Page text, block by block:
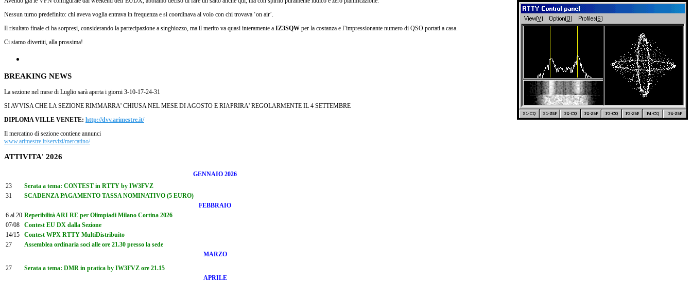
Nessun turno predefinito: chi aveva voglia entrava in frequenza e si coordinava al volo con chi trovava ‘on air’.
Il risultato finale ci ha sorpresi, considerando la partecipazione a singhiozzo, ma il merito va quasi interamente a IZ3SQW per la costanza e l’impressionante numero di QSO portati a casa.
Ci siamo divertiti, alla prossima!
BREAKING NEWS
La sezione nel mese di Luglio sarà aperta i giorni 3-10-17-24-31
SI AVVISA CHE LA SEZIONE RIMMARRA' CHIUSA NEL MESE DI AGOSTO E RIAPRIRA' REGOLARMENTE IL 4 SETTEMBRE
DIPLOMA VILLE VENETE: http://dvv.arimestre.it/
Il mercatino di sezione contiene annunci
www.arimestre.it/servizi/mercatino/
ATTIVITA' 2026
GENNAIO 2026
23
Serata a tema: CONTEST in RTTY by IW3FVZ
31
SCADENZA PAGAMENTO TASSA NOMINATIVO (5 EURO)
FEBBRAIO
6 al 20 Reperibilità ARI RE per Olimpiadi Milano Cortina 2026
07/08
Contest EU DX dalla Sezione
14/15
Contest WPX RTTY MultiDistribuito
27
Assemblea ordinaria soci alle ore 21.30 presso la sede
MARZO
27
Serata a tema: DMR in pratica by IW3FVZ ore 21.15
APRILE